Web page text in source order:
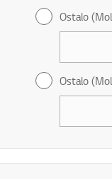
Ostalo
Ostalo